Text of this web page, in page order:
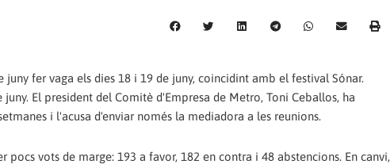
fer vaga els dies 18 i 19 de juny, coincidint amb el festival Sónar.
El president del Comitè d'Empresa de Metro, Toni Ceballos, ha
i l'acusa d'enviar només la mediadora a les reunions.
pocs vots de marge: 193 a favor, 182 en contra i 48 abstencions. En canvi,